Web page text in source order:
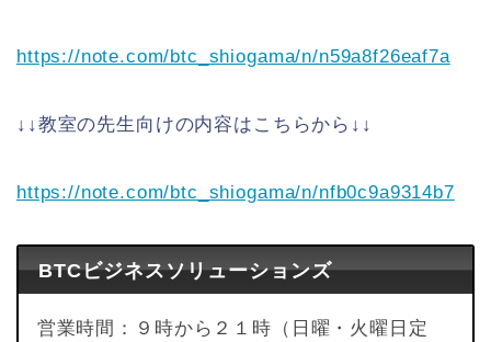
https://note.com/btc_shiogama/n/n59a8f26eaf7a
↓↓教室の先生向けの内容はこちらから↓↓
https://note.com/btc_shiogama/n/nfb0c9a9314b7
BTCビジネスソリューションズ
営業時間：９時から２１時（日曜・火曜日定